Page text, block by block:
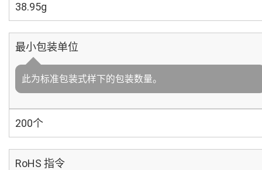
38.95g
最小包装单位
此为标准包装式样下的包装数量。
200个
RoHS 指令